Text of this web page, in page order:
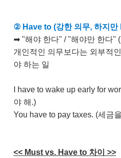
② Have to (강한 의무, 하지만
➡ "해야 한다" / "해야만 한다"
개인적인 의무보다는 외부적
야 하는 일
I have to wake up early for
야 해.)
You have to pay taxes. (세금
<< Must vs. Have to 차이 >>